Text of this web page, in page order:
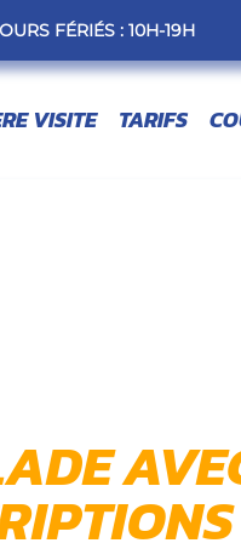
FÉRIÉS : 10H-19H
VISITE TARIFS